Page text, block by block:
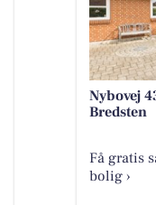
Nybovej
Bredsten
Få gratis
bolig ›